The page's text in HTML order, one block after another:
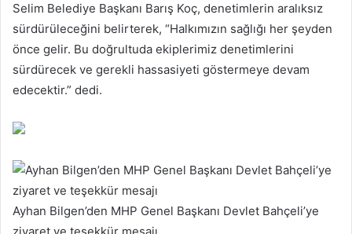
Selim Belediye Başkanı Barış Koç, denetimlerin aralıksız
sürdürüleceğini belirterek, “Halkımızın sağlığı her şeyden
önce gelir. Bu doğrultuda ekiplerimiz denetimlerini
sürdürecek ve gerekli hassasiyeti göstermeye devam
edecektir.” dedi.
Ayhan Bilgen’den MHP Genel Başkanı Devlet Bahçeli’ye